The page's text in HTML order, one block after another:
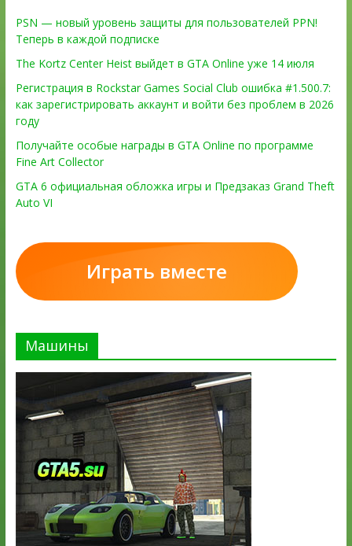
PSN — новый уровень защиты для пользователей PPN!
Теперь в каждой подписке
The Kortz Center Heist выйдет в GTA Online уже 14 июля
Регистрация в Rockstar Games Social Club ошибка #1.500.7:
как зарегистрировать аккаунт и войти без проблем в 2026
году
Получайте особые награды в GTA Online по программе
Fine Art Collector
GTA 6 официальная обложка игры и Предзаказ Grand Theft
Auto VI
Играть вместе
Машины